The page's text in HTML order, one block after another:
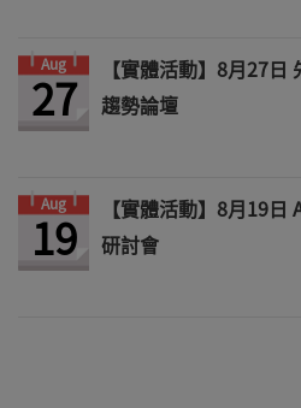
Aug
27
【實體活動】8月27
趨勢論壇
Aug
19
【實體活動】8月19
研討會